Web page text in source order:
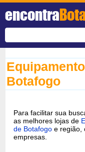
encontra
Botafogo
Para facilitar sua
as melhores lojas de
de Botafogo e região,
empresas.